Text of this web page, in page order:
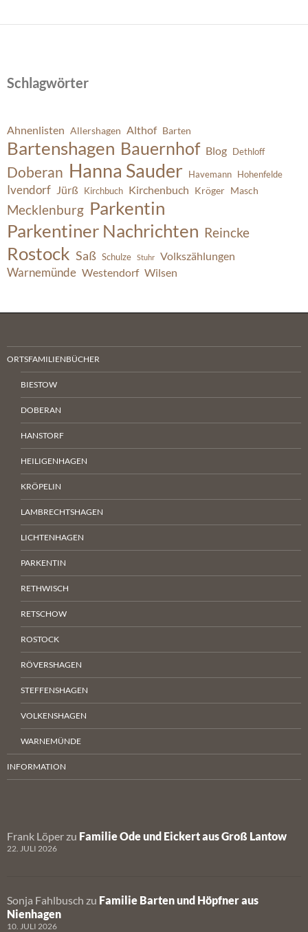
Schlagwörter
Ahnenlisten Allershagen Althof Barten
Bartenshagen Bauernhof Blog Dethloff
Doberan Hanna Sauder Havemann Hohenfelde
Ivendorf Jürß Kirchbuch Kirchenbuch Kröger Masch
Mecklenburg Parkentin
Parkentiner Nachrichten Reincke
Rostock Saß Schulze Stuhr Volkszählungen
Warnemünde Westendorf Wilsen
ORTSFAMILIENBÜCHER
BIESTOW
DOBERAN
HANSTORF
HEILIGENHAGEN
KRÖPELIN
LAMBRECHTSHAGEN
LICHTENHAGEN
PARKENTIN
RETHWISCH
RETSCHOW
ROSTOCK
RÖVERSHAGEN
STEFFENSHAGEN
VOLKENSHAGEN
WARNEMÜNDE
INFORMATION
Frank Löper zu Familie Ode und Eickert aus Groß Lantow
22. JULI 2026
Sonja Fahlbusch zu Familie Barten und Höpfner aus
Nienhagen
10. JULI 2026